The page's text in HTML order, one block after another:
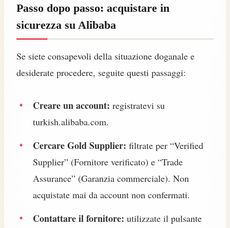
Passo dopo passo: acquistare in
sicurezza su Alibaba
Se siete consapevoli della situazione doganale e
desiderate procedere, seguite questi passaggi:
Creare un account: registratevi su
turkish.alibaba.com.
Cercare Gold Supplier: filtrate per “Verified
Supplier” (Fornitore verificato) e “Trade
Assurance” (Garanzia commerciale). Non
acquistate mai da account non confermati.
Contattare il fornitore: utilizzate il pulsante